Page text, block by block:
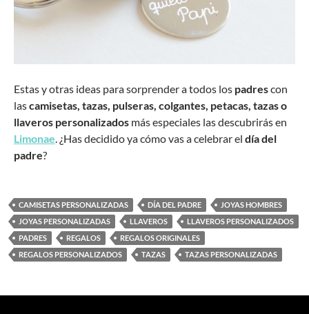
Estas y otras ideas para sorprender a todos los padrescon
lascamisetas, tazas, pulseras, colgantes, petacas, tazas o
llaveros personalizados más especiales las descubrirás en
Limonae. ¿Has decidido ya cómo vas a celebrar el día del
padre?
CAMISETAS PERSONALIZADAS DÍA DEL PADRE
JOYAS HOMBRES
JOYAS PERSONALIZADAS
LLAVEROS
LLAVEROS PERSONALIZADOS
PADRES
REGALOS
REGALOS ORIGINALES
REGALOS PERSONALIZADOS
TAZAS TAZAS PERSONALIZADAS